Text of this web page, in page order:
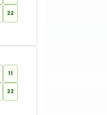
22
11
22